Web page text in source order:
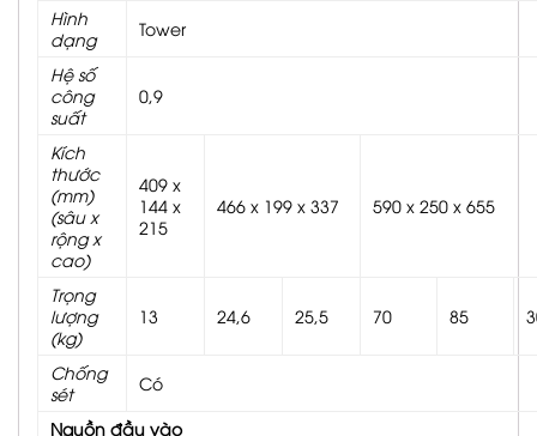
Hình
dạng
Tower
Hệ số
công
suất
0,9
Kích
thước
(mm)
(sâu x
rộng x
cao)
409 x
144 x
215
466 x 199 x 337 590 x 250 x 655
Trọng
lượng
(kg)
13 24,6 25,5 70 85
Chống
sét
Có
Nguồn đầu vào